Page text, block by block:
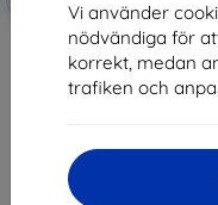
Vi använder
nödvändiga för
korrekt, medan
trafiken och
kupong
3mk TechWrap Matte
Display Protective film for
R 1250 RT
425 kr